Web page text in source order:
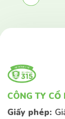
CÔNG TY
Giấy phép: